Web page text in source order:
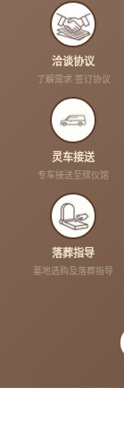
洽谈协议
了解需求 签订协议
灵车接送
专车接送至殡仪馆
落葬指导
墓地选购及落葬指导